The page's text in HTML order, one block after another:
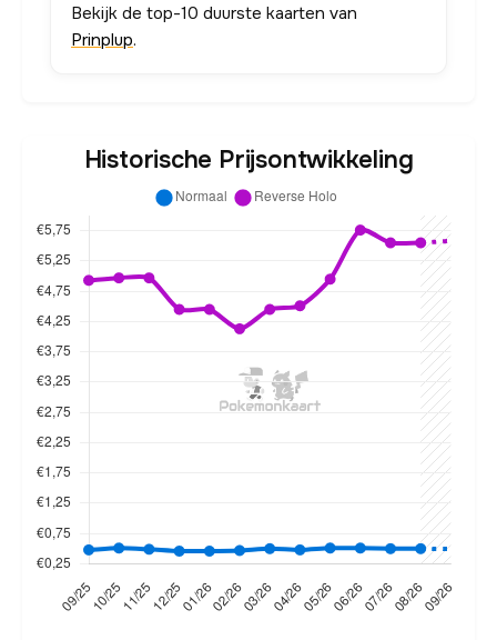
Bekijk de top-10 duurste kaarten van
Prinplup.
Historische Prijsontwikkeling